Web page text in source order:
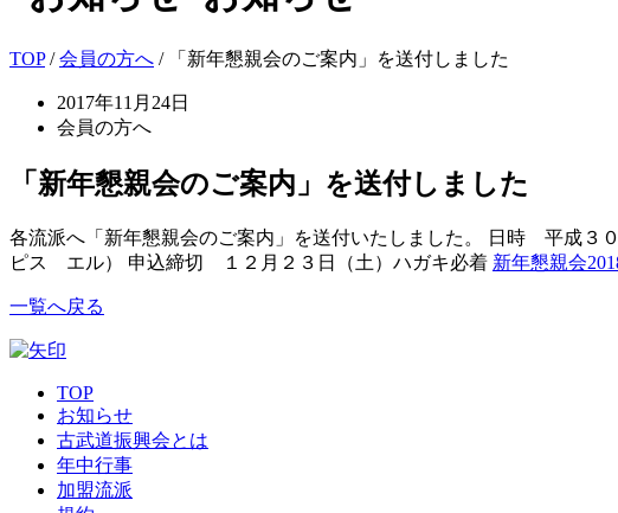
TOP/会員の方へ / 「新年懇親会のご案内」を送付しました
2017年11月24日
会員の方へ
「新年懇親会のご案内」を送付しました
各流派へ「新年懇親会のご案内」を送付いたしました。 日時 平成
ピス エル） 申込締切 １２月２３日（土）ハガキ必着 新年懇親会
一覧へ戻る
TOP
お知らせ
古武道振興会とは
年中行事
加盟流派